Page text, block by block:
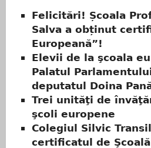
Felicitări! Școala
Salva a obținut
Europeană”!
Elevii de la şcoala
Palatul
deputatul Doina
Trei unităţi de
şcoli europene
Colegiul Silvic
certificatul de